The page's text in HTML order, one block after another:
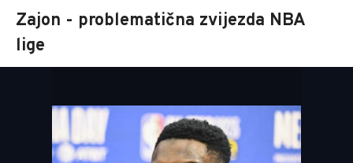
Zajon - problematična zvijezda NBA
lige